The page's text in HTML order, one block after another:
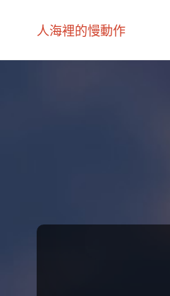
人海裡的慢動作